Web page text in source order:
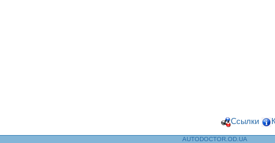
Ссылки
AUTODOCTOR.OD.UA